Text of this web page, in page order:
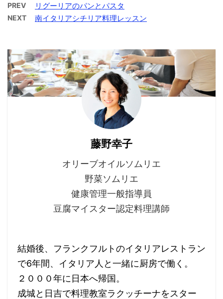
PREV リグーリアのパンとパスタ
NEXT 南イタリアシチリア料理レッスン
藤野幸子
オリーブオイルソムリエ
野菜ソムリエ
健康管理一般指導員
豆腐マイスター認定料理講師
結婚後、フランクフルトのイタリアレストラン
で6年間、イタリア人と一緒に厨房で働く。
２０００年に日本へ帰国。
成城と日吉で料理教室ラクッチーナをスター